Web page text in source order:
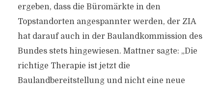
ergeben, dass die Büromärkte in den
Topstandorten angespannter werden, der ZIA
hat darauf auch in der Baulandkommission des
Bundes stets hingewiesen. Mattner sagte: „Die
richtige Therapie ist jetzt die
Baulandbereitstellung und nicht eine neue